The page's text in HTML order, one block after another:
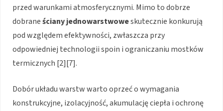
przed warunkami atmosferycznymi. Mimo to dobrze
dobraneściany jednowarstwoweskutecznie konkurują
pod względem efektywności, zwłaszcza przy
odpowiedniej technologii spoin i ograniczaniu mostków
termicznych [2][7].
Dobór układu warstw warto oprzeć o wymagania
konstrukcyjne, izolacyjność, akumulację ciepła i ochronę